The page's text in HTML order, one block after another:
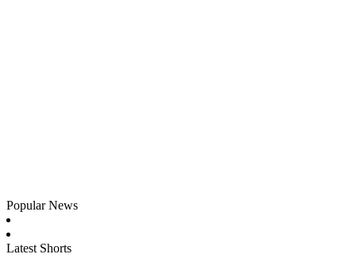
Popular News
Latest Shorts